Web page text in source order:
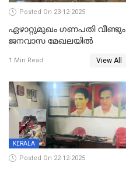
Posted On 23-12-2025
ഏഴാറ്റുമുഖം ഗണപതി വീണ്ടും
ജനവാസ മേഖലയിൽ
1 Min Read View All
KERALA
Posted On 22-12-2025